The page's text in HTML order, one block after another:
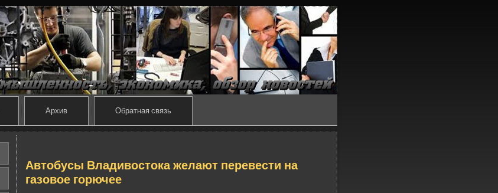
Архив Обратная связь
Автобусы Владивостока желают переве­сти на
газовое горючее